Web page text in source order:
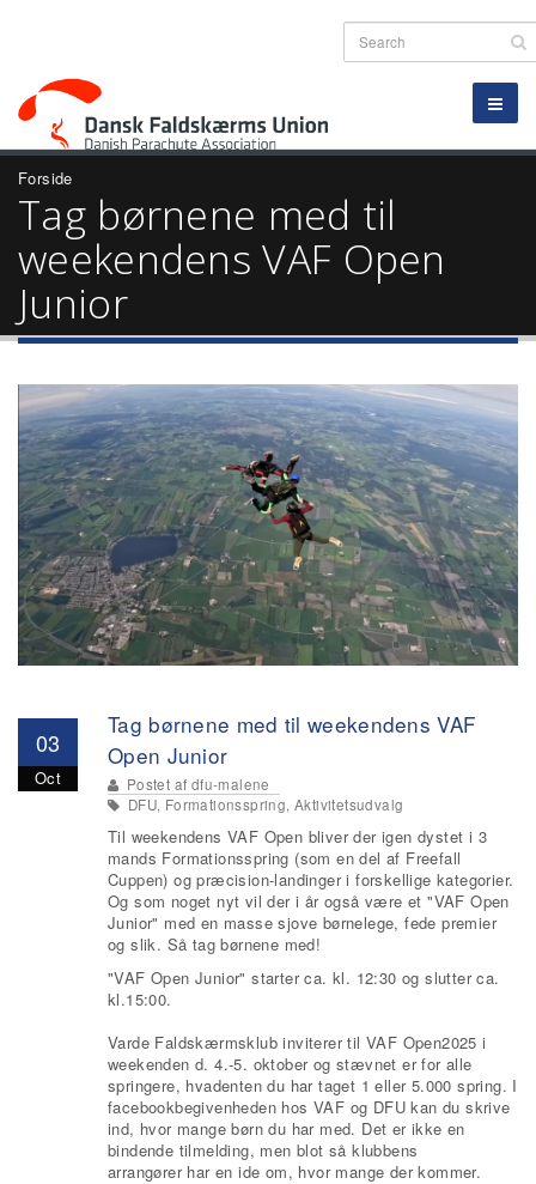
Forside
Tag børnene med til
weekendens VAF Open
Junior
03
Oct
Tag børnene med til weekendens VAF
Open Junior
Postet af dfu-malene
DFU, Formationsspring, Aktivitetsudvalg
Til weekendens VAF Open bliver der igen dystet i 3
mands Formationsspring (som en del af Freefall
Cuppen) og præcision-landinger i forskellige kategorier.
Og som noget nyt vil der i år også være et "VAF Open
Junior" med en masse sjove børnelege, fede premier
og slik. Så tag børnene med!
"VAF Open Junior" starter ca. kl. 12:30 og slutter ca.
kl.15:00.
Varde Faldskærmsklub inviterer til VAF Open2025 i
weekenden d. 4.-5. oktober og stævnet er for alle
springere, hvadenten du har taget 1 eller 5.000 spring. I
facebookbegivenheden hos VAF og DFU kan du skrive
ind, hvor mange børn du har med. Det er ikke en
bindende tilmelding, men blot så klubbens
arrangører har en ide om, hvor mange der kommer.